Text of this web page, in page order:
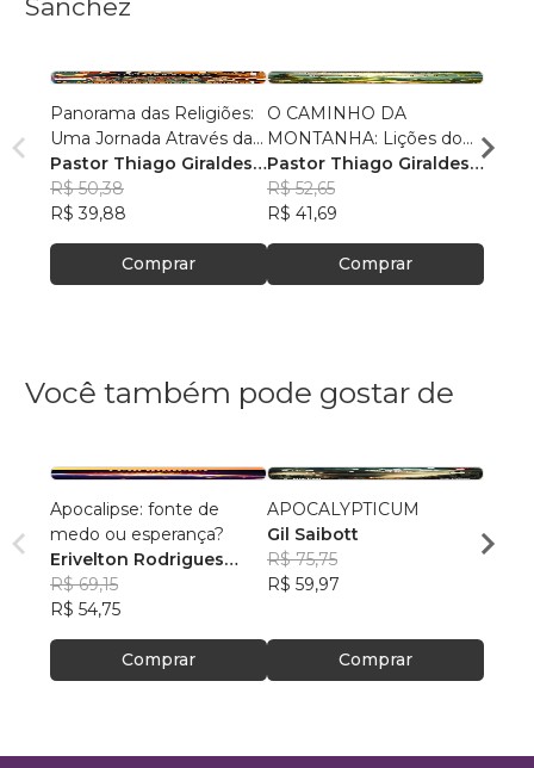
Sanchez
Panorama das Religiões:
Uma Jornada Através da
Diversidade Espiritual
Pastor Thiago Giraldes
Sanchez
R$ 50,38
R$ 39,88
Comprar
O CAMINHO DA
MONTANHA: Lições do
Sermão de Jesus
Pastor Thiago Giraldes
Sanchez
R$ 52,65
R$ 41,69
Comprar
O
no
Você também pode gostar de
Apocalipse: fonte de
medo ou esperança?
Erivelton Rodrigues
Nunes
R$ 69,15
R$ 54,75
Comprar
APOCALYPTICUM
Gil Saibott
R$ 75,75
R$ 59,97
Comprar
R$